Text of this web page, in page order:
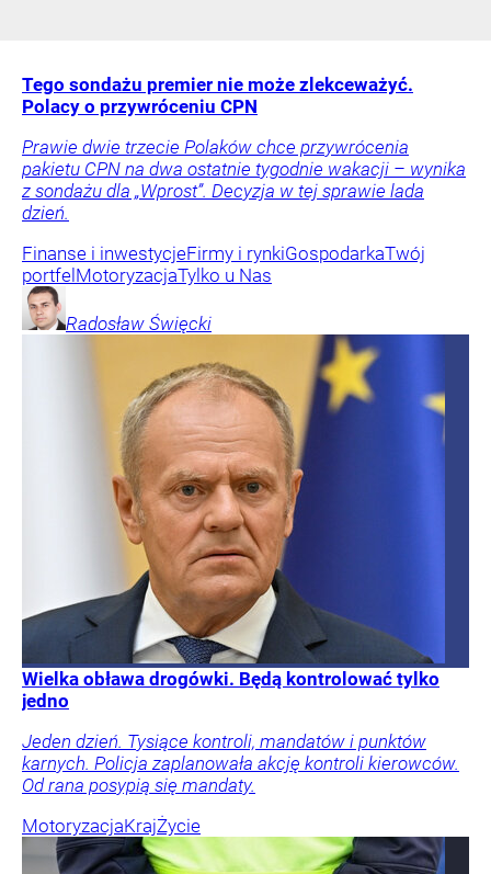
Tego sondażu premier nie może zlekceważyć.
Polacy o przywróceniu CPN
Prawie dwie trzecie Polaków chce przywrócenia
pakietu CPN na dwa ostatnie tygodnie wakacji – wynika
z sondażu dla „Wprost”. Decyzja w tej sprawie lada
dzień.
Finanse i inwestycjeFirmy i rynkiGospodarkaTwój
portfel MotoryzacjaTylko u Nas
Radosław Święcki
Wielka obława drogówki. Będą kontrolować tylko
jedno
Jeden dzień. Tysiące kontroli, mandatów i punktów
karnych. Policja zaplanowała akcję kontroli kierowców.
Od rana posypią się mandaty.
MotoryzacjaKrajŻycie